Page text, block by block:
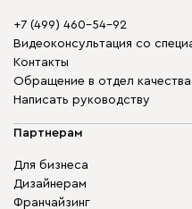
+7 (499) 460-54-92
Видеоконсультация со
Контакты
Обращение в отдел качества
Написать руководству
Партнерам
Для бизнеса
Дизайнерам
Франчайзинг